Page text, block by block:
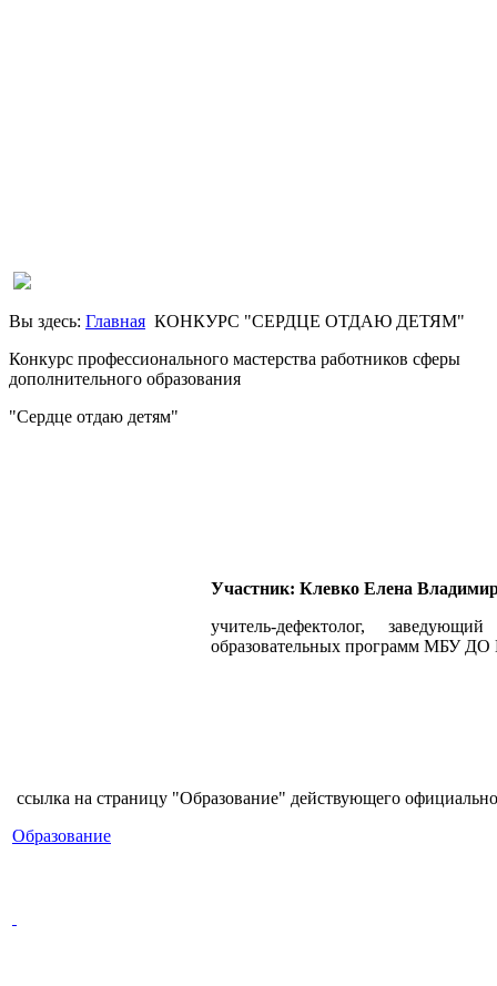
Вы здесь: Главная КОНКУРС "СЕРДЦЕ ОТДАЮ ДЕТЯМ"
Конкурс профессионального мастерства работников сферы
дополнительного образования
"Сердце отдаю детям"
Участник: Клевко Елена
учитель-дефектолог,
образовательных программ МБУ
ссылка на страницу "Образование" действующего
Образование